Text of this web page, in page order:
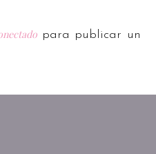
para publicar un